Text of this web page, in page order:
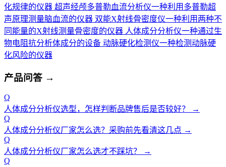
化规律的仪器 超声经颅多普勒血流分析仪一种利用多普勒超
声原理测量脑血流的仪器 双能X射线骨密度仪一种利用两种不
同能量的X射线测量骨密度的仪器 人体成分分析仪一种通过生
物电阻抗分析体成分的设备 动脉硬化检测仪一种检测动脉硬
化风险的仪器
产品问答 →
Q
人体成分分析仪选型，怎样判断品牌售后是否较好？
→
Q
人体成分分析仪厂家怎么选？采购前先看清这几点 →
Q
人体成分分析仪厂家怎么选才不踩坑？
→
Q